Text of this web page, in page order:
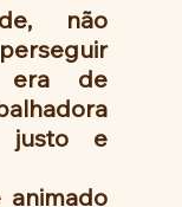
não
era de
justo e